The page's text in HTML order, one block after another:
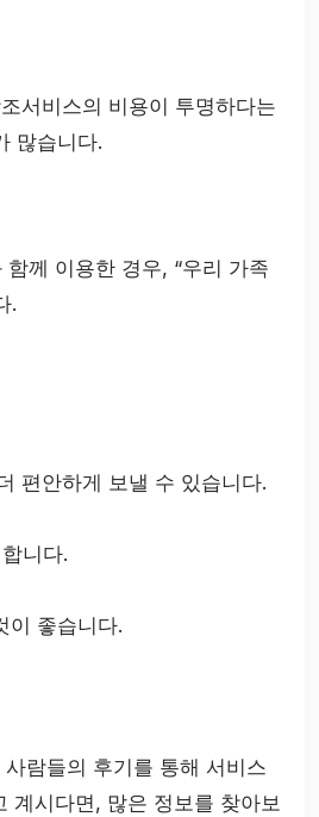
서비스의 비용이 투명하다는
많습니다.
께 이용한 경우, “우리 가족
.
편안하게 보낼 수 있습니다.
니다.
이 좋습니다.
람들의 후기를 통해 서비스
계시다면, 많은 정보를 찾아보